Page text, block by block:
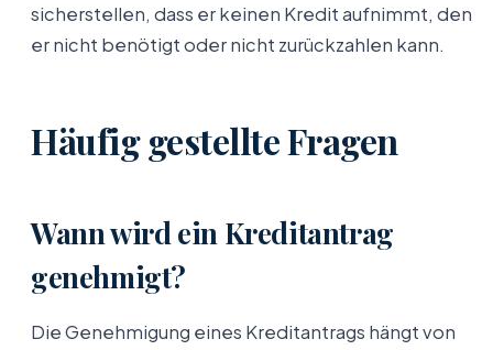
sicherstellen, dass er keinen Kredit aufnimmt, den
er nicht benötigt oder nicht zurückzahlen kann.
Häufig gestellte Fragen
Wann wird ein Kreditantrag
genehmigt?
Die Genehmigung eines Kreditantrags hängt von